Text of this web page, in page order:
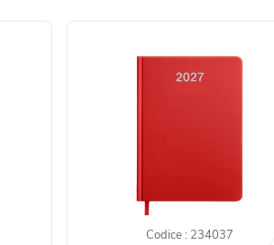
Codice : 234037